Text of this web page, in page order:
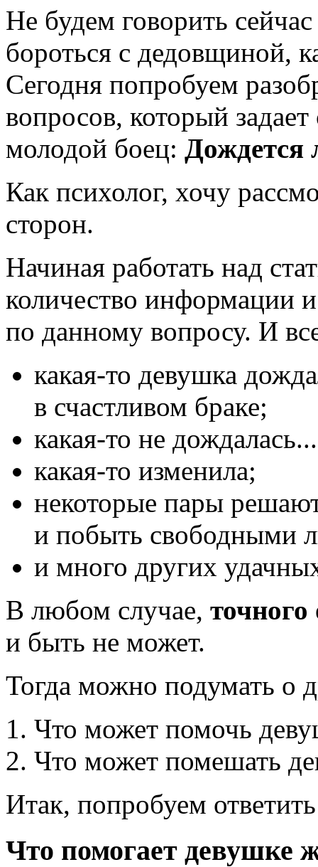
Не будем говорить
бороться с дедовщиной,
Сегодня попробуем
вопросов, который
молодой боец: Дождется
Как психолог, хочу
сторон.
Начиная работать над
количество информации
по данному вопросу. И
какая-то девушка
в счастливом браке;
какая-то не дождалась...
какая-то изменила;
некоторые пары
и побыть свободными
и много других
В любом случае, точного
и быть не может.
Тогда можно подумать о
Что может помочь
Что может помешать
Итак, попробуем
Что помогает девушке